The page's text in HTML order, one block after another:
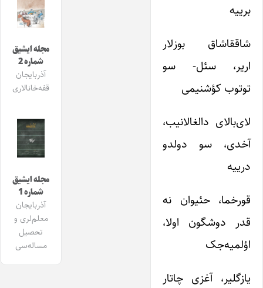
برییه
شاققاشاق بوزلار
اریر، سئل- سو
توتوب کؤشنیمی
لای‌با‌لای دالغالانیب،
آخدی، سو دولدو
درییه
قورخما، حئیوان نه
قدر دوشگون اولا،
اؤلمیه‌جک
یازگلیر، آغزی چاتار
مجله ایشیق
شماره 2
آذربایجان
قفه‌خانالاری
مجله ایشیق
شماره 1
آذربایجان
معلم‌لری و
تحصیل
مساله‌سی